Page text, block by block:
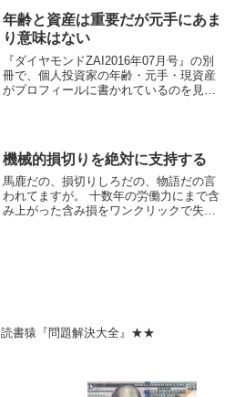
態で持っている株、となると思いま
す。 もうちょっと直感的な別...
年齢と資産は重要だが元手にあま
り意味はない
『ダイヤモンドZAI2016年07月号』の別
冊で、個人投資家の年齢・元手・現資産
がプロフィールに書かれているのを見て
機械的損切りを絶対に支持する
馬鹿だの、損切りしろだの、物語だの言
われてますが。 十数年の労働力にまで含
み上がった含み損をワンクリックで失う
読書猿『問題解決大全』★★